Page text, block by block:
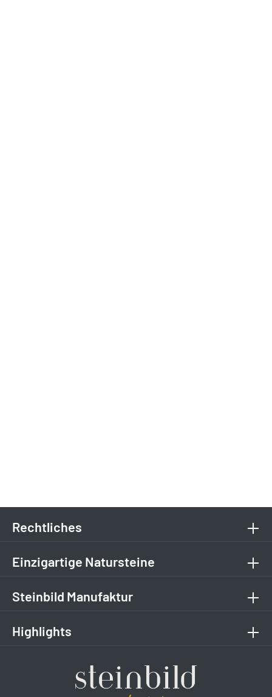
Rechtliches
Einzigartige Natursteine
Steinbild Manufaktur
Highlights